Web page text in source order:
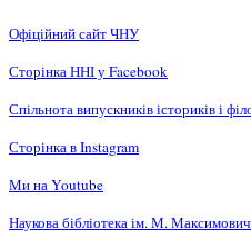
Офіційний сайт ЧНУ
Сторінка ННІ у Facebook
Спільнота випускників істориків і
Сторінка в Instagram
Ми на Youtube
Наукова бібліотека ім. М.